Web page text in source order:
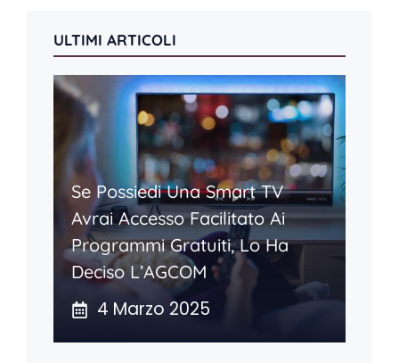
ULTIMI ARTICOLI
Se Possiedi Una Smart TV
Avrai Accesso Facilitato Ai
Programmi Gratuiti, Lo Ha
Deciso L’AGCOM
4 Marzo 2025